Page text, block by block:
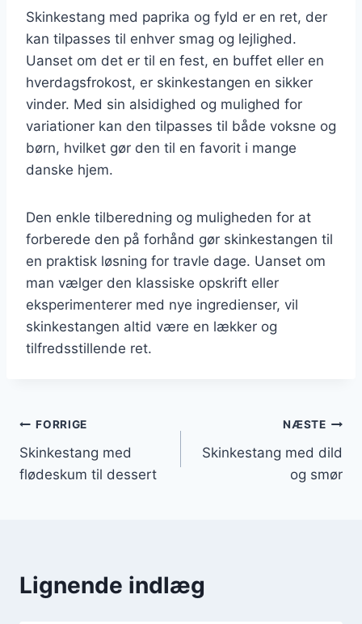
Skinkestang med paprika og fyld er en ret, der
kan tilpasses til enhver smag og lejlighed.
Uanset om det er til en fest, en buffet eller en
hverdagsfrokost, er skinkestangen en sikker
vinder. Med sin alsidighed og mulighed for
variationer kan den tilpasses til både voksne og
børn, hvilket gør den til en favorit i mange
danske hjem.
Den enkle tilberedning og muligheden for at
forberede den på forhånd gør skinkestangen til
en praktisk løsning for travle dage. Uanset om
man vælger den klassiske opskrift eller
eksperimenterer med nye ingredienser, vil
skinkestangen altid være en lækker og
tilfredsstillende ret.
Indlægsnavigation
FORRIGE
Skinkestang med
flødeskum til dessert
NÆSTE
Skinkestang med dild
og smør
Lignende indlæg